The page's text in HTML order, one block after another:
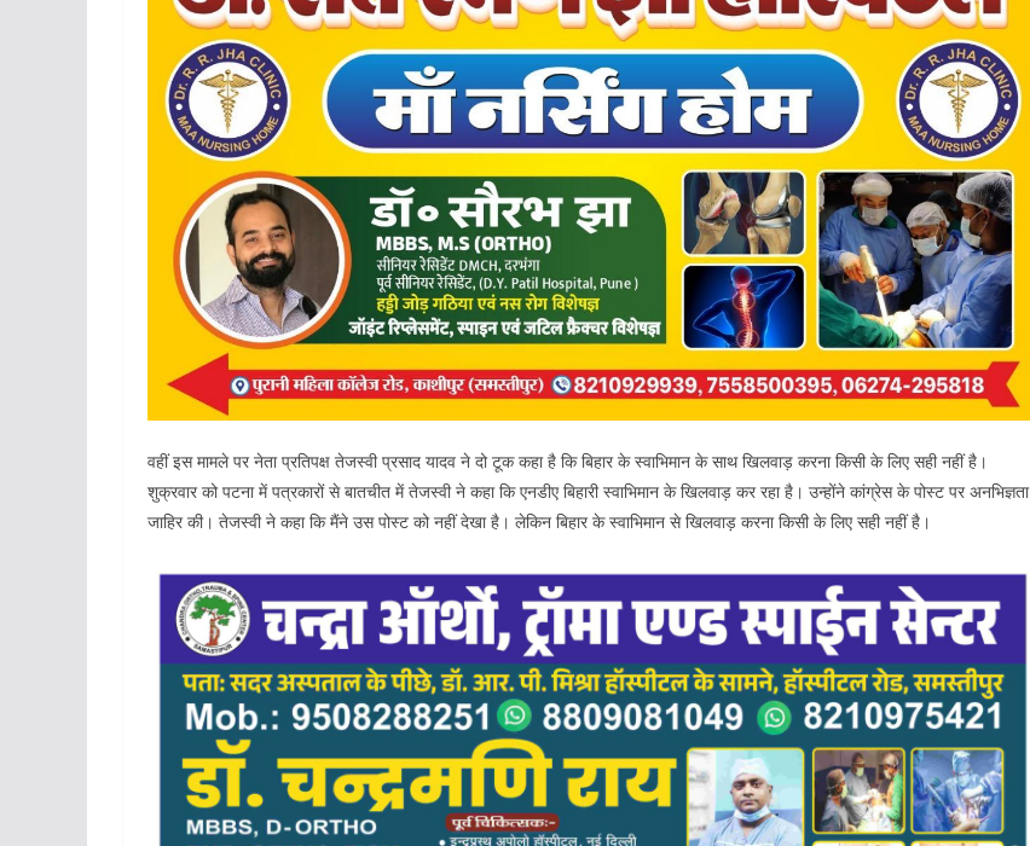
वहीं इस मामले पर नेता प्रतिपक्ष तेजस्वी प्रसाद यादव ने दो टूक कहा है कि बिहार के स्वाभिमान के साथ खिलवाड़ करना किसी के लिए सही नहीं है।
शुक्रवार को पटना में पत्रकारों से बातचीत में तेजस्वी ने कहा कि एनडीए बिहारी स्वाभिमान के खिलवाड़ कर रहा है। उन्होंने कांग्रेस के पोस्ट पर अनभिज्ञता
जाहिर की। तेजस्वी ने कहा कि मैंने उस पोस्ट को नहीं देखा है। लेकिन बिहार के स्वाभिमान से खिलवाड़ करना किसी के लिए सही नहीं है।